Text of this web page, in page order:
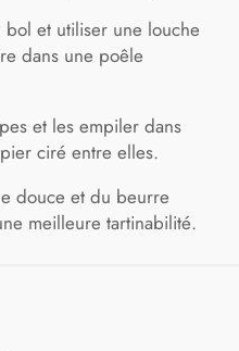
et utiliser une louche
dans une poêle
et les empiler dans
ciré entre elles.
douce et du beurre
meilleure tartinabilité.